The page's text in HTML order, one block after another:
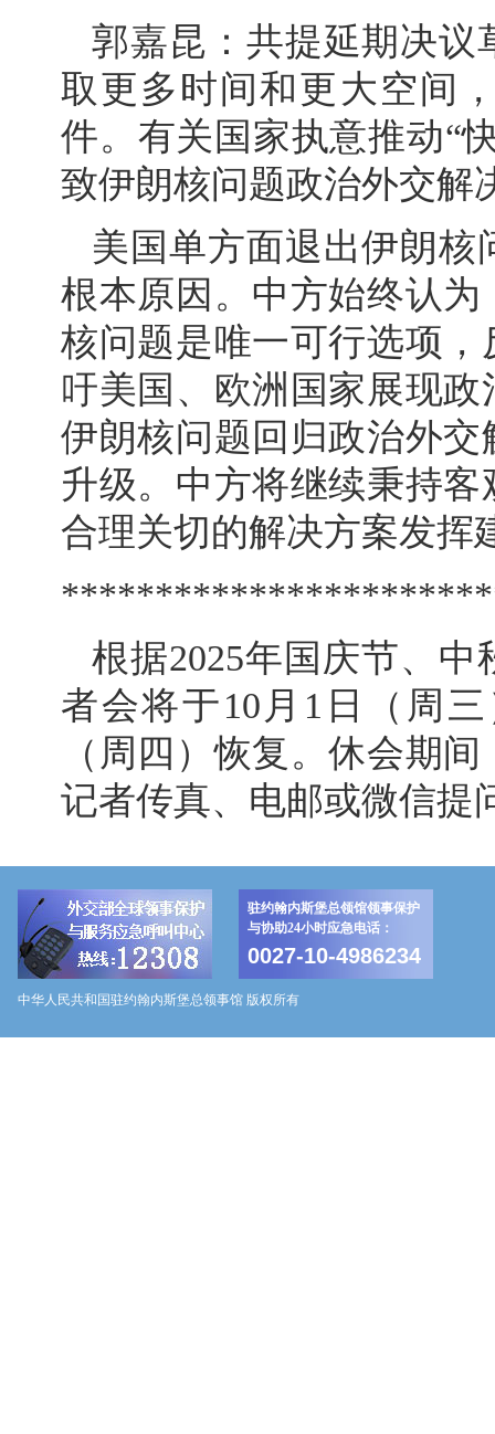
郭嘉昆：共提延期决议
取更多时间和更大空间
件。有关国家执意推动“
致伊朗核问题政治外交解
美国单方面退出伊朗
根本原因。中方始终认
核问题是唯一可行选项
吁美国、欧洲国家展现
伊朗核问题回归政治外
升级。中方将继续秉持
合理关切的解决方案发挥
根据2025年国庆节、
者会将于10月1日（周
（周四）恢复。休会期
记者传真、电邮或微信提
驻约翰内斯堡总领馆领事保护
与协助24小时应急电话：
0027-10-4986234
中华人民共和国驻约翰内斯堡总领事馆 版权所有